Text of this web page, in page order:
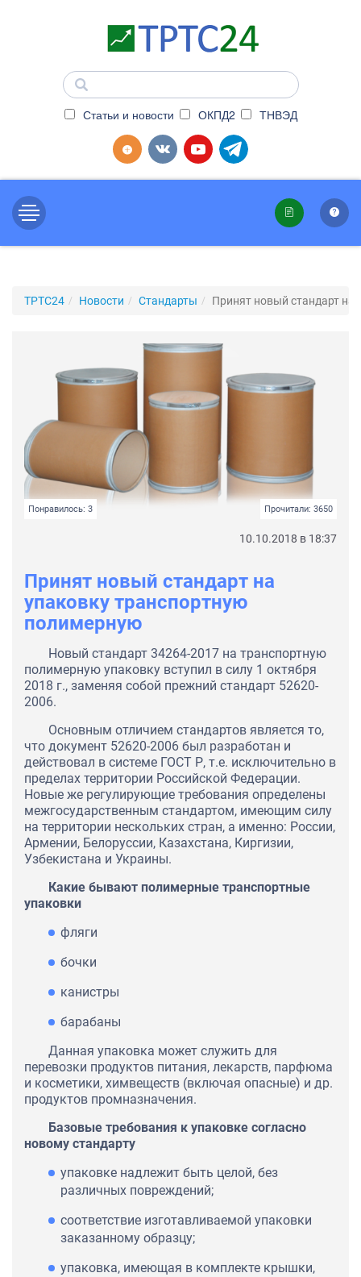
Статьи и новости ОКПД2 ТНВЭД
ТРТС24 Новости Стандарты Принят новый стандарт на
Понравилось: 3 Прочитали: 3650
10.10.2018 в 18:37
Принят новый стандарт на
упаковку транспортную
полимерную
Новый стандарт 34264-2017 на транспортную
полимерную упаковку вступил в силу 1 октября
2018 г., заменяя собой прежний стандарт 52620-
2006.
Основным отличием стандартов является то,
что документ 52620-2006 был разработан и
действовал в системе ГОСТ Р, т.е. исключительно в
пределах территории Российской Федерации.
Новые же регулирующие требования определены
межгосударственным стандартом, имеющим силу
на территории нескольких стран, а именно: России,
Армении, Белоруссии, Казахстана, Киргизии,
Узбекистана и Украины.
Какие бывают полимерные транспортные
упаковки
фляги
бочки
канистры
барабаны
Данная упаковка может служить для
перевозки продуктов питания, лекарств, парфюма
и косметики, химвеществ (включая опасные) и др.
продуктов промназначения.
Базовые требования к упаковке согласно
новому стандарту
упаковке надлежит быть целой, без
различных повреждений;
соответствие изготавливаемой упаковки
заказанному образцу;
упаковка, имеющая в комплекте крышки,